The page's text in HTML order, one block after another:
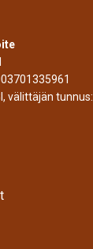
välittäjän tunnus: